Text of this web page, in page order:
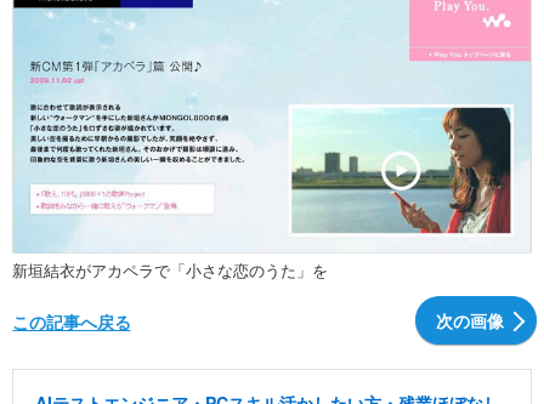
ショッピング
新垣結衣がアカペラで「小さな恋のうた」を
次の画像
この記事へ戻る